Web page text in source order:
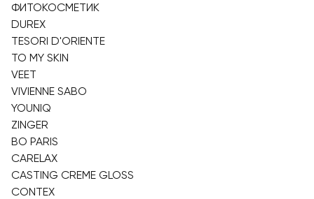
ФИТОКОСМЕТИК
DUREX
TESORI D'ORIENTE
TO MY SKIN
VEET
VIVIENNE SABO
YOUNIQ
ZINGER
BO PARIS
CARELAX
CASTING CREME GLOSS
CONTEX